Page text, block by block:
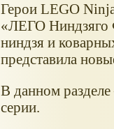
Герои LEGO
«ЛЕГО Ниндзяго
ниндзя и
представила
В данном
серии.